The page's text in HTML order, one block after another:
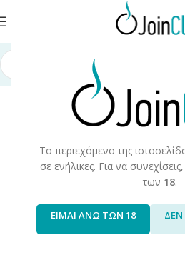
Το περιεχόμενο της
σε ενήλικες. Για να
των 18.
ΕΙΜΑΙ ΑΝΩ ΤΩΝ 18 ΔΕΝ
σελίδα Προϊόντα Καπνού